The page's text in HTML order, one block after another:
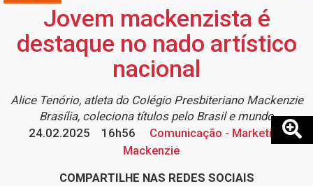
Jovem mackenzista é
destaque no nado artístico
nacional
Alice Tenório, atleta do Colégio Presbiteriano Mackenzie
Brasília, coleciona títulos pelo Brasil e mundo
24.02.2025
16h56
Comunicação - Marketing
Mackenzie
COMPARTILHE NAS REDES SOCIAIS